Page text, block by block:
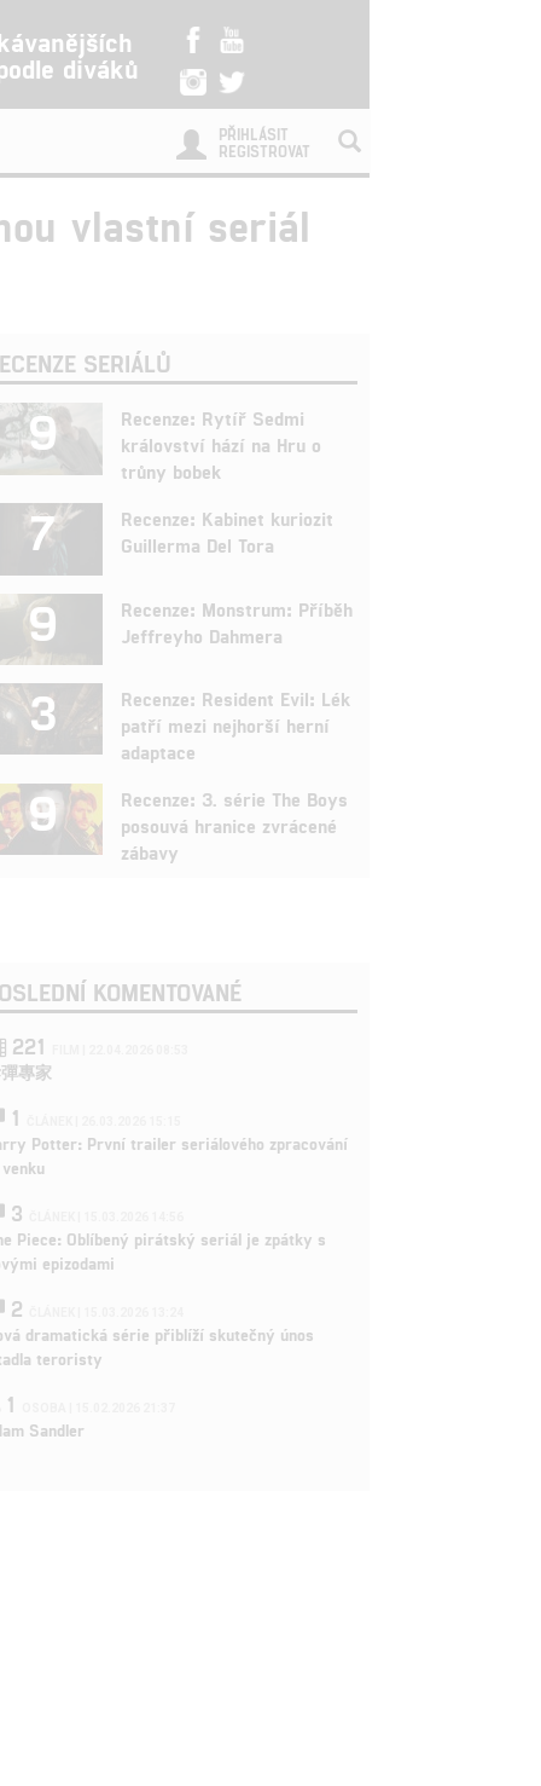
diváků
PŘIHLÁSIT
REGISTROVAT
vlastní seriál
SERIÁLŮ
9
Recenze: Rytíř Sedmi
království hází na Hru o
trůny bobek
7
Recenze: Kabinet kuriozit
Guillerma Del Tora
9
Recenze: Monstrum: Příběh
Jeffreyho Dahmera
3
Recenze: Resident Evil: Lék
patří mezi nejhorší herní
adaptace
9
Recenze: 3. série The Boys
posouvá hranice zvrácené
zábavy
KOMENTOVANÉ
221
專家
1
Potter: První trailer seriálového zpracování
3
Piece: Oblíbený pirátský seriál je zpátky s
epizodami
2
dramatická série přiblíží skutečný únos
teroristy
1
Sandler